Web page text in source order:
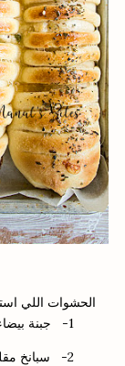
الحشوات اللي
1-
جبنة
2-
سبانخ